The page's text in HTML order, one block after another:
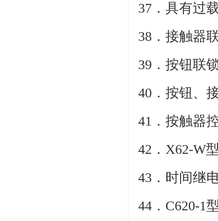
37．具有过
38．接触器
39．按钮联
40．按钮、
41．按触器
42．X62-W
43．时间继
44．C620-1